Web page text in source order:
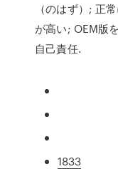
（のはず）; 正
が高い; OEM版
自己責任.
1833